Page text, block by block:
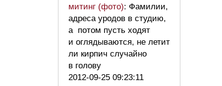
митинг (фото): Фамилии,
адреса уродов в студию,
а потом пусть ходят
и оглядываются, не летит
ли кирпич случайно
в голову
2012-09-25 09:23:11